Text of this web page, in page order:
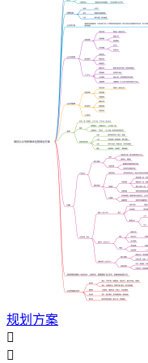
规划方案

